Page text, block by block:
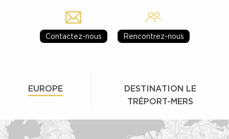
Contactez-nous Rencontrez-nous
EUROPE
DESTINATION LE
TRÉPORT-MERS